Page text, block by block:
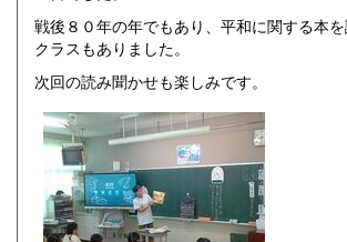
戦後８０年の年でもあり、平和に関する本を
クラスもありました。
次回の読み聞かせも楽しみです。